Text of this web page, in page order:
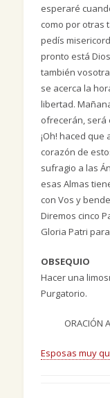
esperaré
como por otras
pedís
pronto está
también
se acerca la
libertad.
ofrecerán, será
¡Oh! haced que
corazón de
sufragio a las
esas Almas
con Vos y
Diremos cinco
Gloria Patri
OBSEQUIO
Hacer una
Purgatorio.
ORACIÓN
Esposas muy